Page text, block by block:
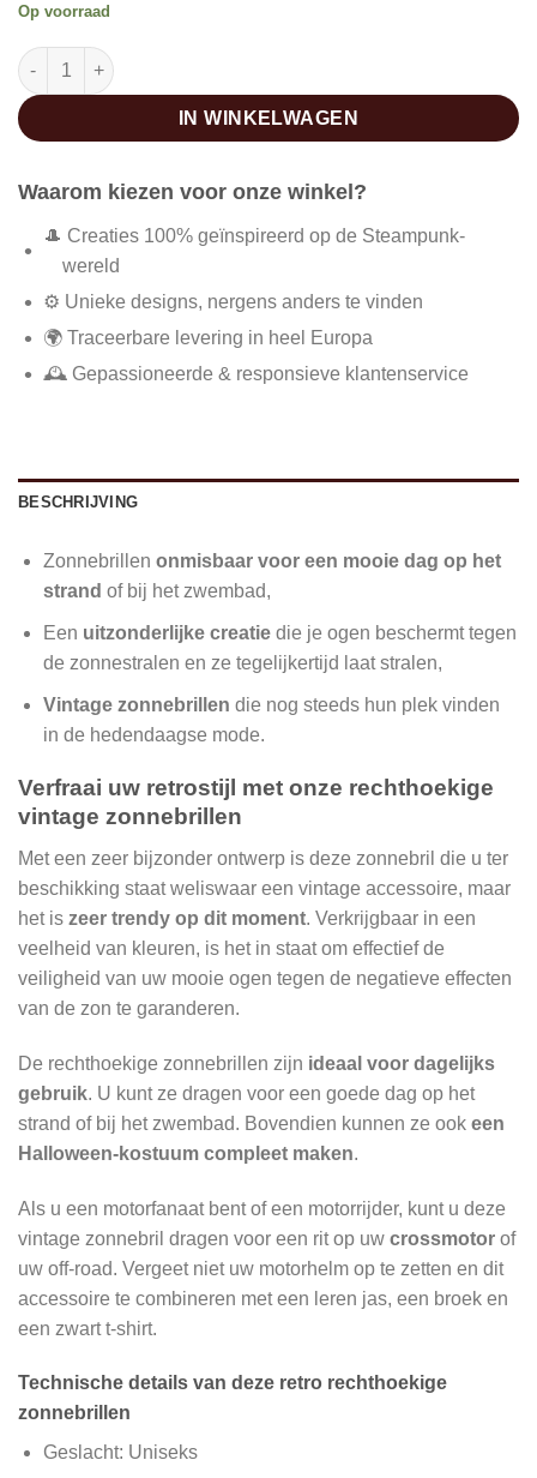
Op voorraad
Steampunk bril dames aantal
IN WINKELWAGEN
Waarom kiezen voor onze winkel?
🎩 Creaties 100% geïnspireerd op de Steampunk-
wereld
⚙️ Unieke designs, nergens anders te vinden
🌍 Traceerbare levering in heel Europa
🕰️ Gepassioneerde & responsieve klantenservice
BESCHRIJVING
Zonnebrillen onmisbaar voor een mooie dag op het
strand of bij het zwembad,
Een uitzonderlijke creatiedie je ogen beschermt tegen
de zonnestralen en ze tegelijkertijd laat stralen,
Vintage zonnebrillen die nog steeds hun plek vinden
in de hedendaagse mode.
Verfraai uw retrostijl met onze rechthoekige
vintage zonnebrillen
Met een zeer bijzonder ontwerp is deze zonnebril die u ter
beschikking staat weliswaar een vintage accessoire, maar
het is zeer trendy op dit moment. Verkrijgbaar in een
veelheid van kleuren, is het in staat om effectief de
veiligheid van uw mooie ogen tegen de negatieve effecten
van de zon te garanderen.
De rechthoekige zonnebrillen zijn ideaal voor dagelijks
gebruik. U kunt ze dragen voor een goede dag op het
strand of bij het zwembad. Bovendien kunnen ze ook een
Halloween-kostuum compleet maken.
Als u een motorfanaat bent of een motorrijder, kunt u deze
vintage zonnebril dragen voor een rit op uw crossmotor of
uw off-road. Vergeet niet uw motorhelm op te zetten en dit
accessoire te combineren met een leren jas, een broek en
een zwart t-shirt.
Technische details van deze retro rechthoekige
zonnebrillen
Geslacht: Uniseks